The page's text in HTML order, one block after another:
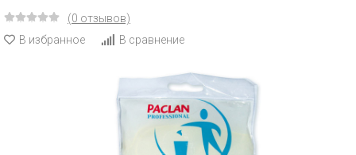
(0 отзывов)
В избранное
В сравнение